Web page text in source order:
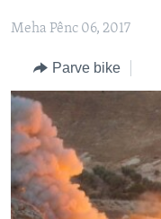
here
serekî
Yekser
here
Lêgerînê
FOTO GALERÎ
RADYO
HEVPEYVÎN
AMERÎKA
TIRKÎYE
SÛRÎYE
ÎRAQ
ÎRAN
ROJHILATA NAVÎN
Meha Pênc 06, 2017
Parve bike